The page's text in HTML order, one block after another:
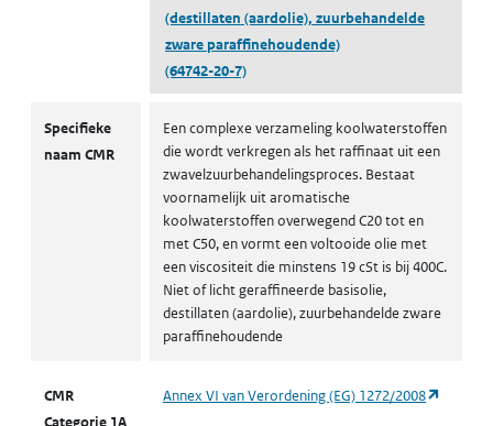
(destillaten (aardolie), zuurbehandelde
zware paraffinehoudende)
(64742-20-7)
Specifieke
naam CMR
Een complexe verzameling koolwaterstoffen
die wordt verkregen als het raffinaat uit een
zwavelzuurbehandelingsproces. Bestaat
voornamelijk uit aromatische
koolwaterstoffen overwegend C20 tot en
met C50, en vormt een voltooide olie met
een viscositeit die minstens 19 cSt is bij 400C.
Niet of licht geraffineerde basisolie,
destillaten (aardolie), zuurbehandelde zware
paraffinehoudende
CMR
Categorie 1A
Annex VI van Verordening (EG) 1272/2008